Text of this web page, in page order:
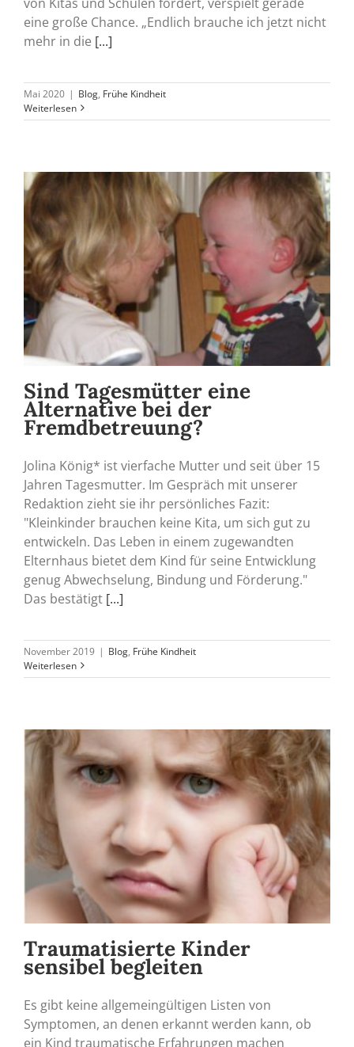
eine große Chance. „Endlich brauche ich jetzt nicht
mehr in die [...]
Mai 2020 | Blog, Frühe Kindheit
Weiterlesen
Sind Tagesmütter eine
Alternative bei der
Fremdbetreuung?
Jolina König* ist vierfache Mutter und seit über 15
Jahren Tagesmutter. Im Gespräch mit unserer
Redaktion zieht sie ihr persönliches Fazit:
"Kleinkinder brauchen keine Kita, um sich gut zu
entwickeln. Das Leben in einem zugewandten
Elternhaus bietet dem Kind für seine Entwicklung
genug Abwechselung, Bindung und Förderung."
Das bestätigt [...]
November 2019 | Blog, Frühe Kindheit
Weiterlesen
Traumatisierte Kinder
sensibel begleiten
Es gibt keine allgemeingültigen Listen von
Symptomen, an denen erkannt werden kann, ob
ein Kind traumatische Erfahrungen machen